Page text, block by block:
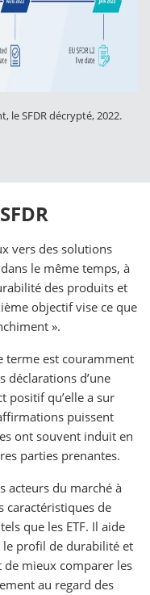
le SFDR décrypté, 2022.
vers des solutions
le même temps, à
des produits et
objectif vise ce que
».
terme est couramment
déclarations d’une
positif qu’elle a sur
puissent
ont souvent induit en
parties prenantes.
acteurs du marché à
caractéristiques de
que les ETF. Il aide
le profil de durabilité et
de mieux comparer les
au regard des